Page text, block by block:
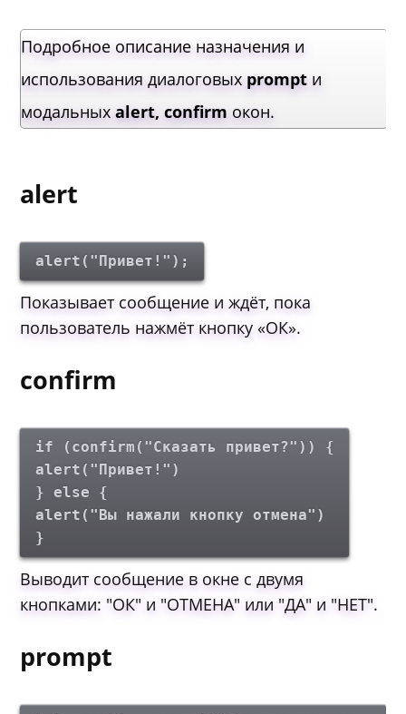
Подробное описание назначения и
использования диалоговых prompt и
модальныхalert, confirm окон.
alert
alert("Привет!");
Показывает сообщение и ждёт, пока
пользователь нажмёт кнопку «ОК».
confirm
if (confirm("Сказать привет?")) {
alert("Привет!")
} else {
alert("Вы нажали кнопку отмена")
}
Выводит сообщение в окне с двумя
кнопками: "ОК" и "ОТМЕНА" или "ДА" и "НЕТ".
prompt